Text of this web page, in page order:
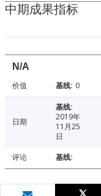
中期成果指标
N/A
价值
0
日期
2019年
11月25
日
评论